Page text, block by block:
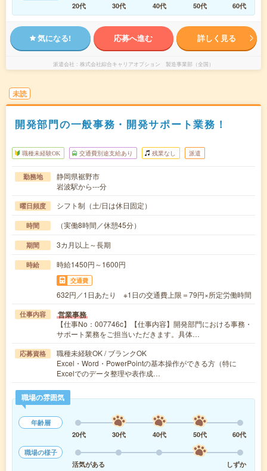
20代
30代 40代 50代 60代
気になる! 応募へ進む 詳しく見る
派遣会社 株式会社綜合キャリアオプション 製造事業部（全国）
未読
開発部門の一般事務・開発サポート業務！
職種未経験OK 交通費別途支給あり 残業なし 派遣
勤務地
静岡県裾野市
岩波駅から---分
曜日頻度 シフト制（土/日は休日固定）
時間 （実働8時間／休憩45分）
期間 3カ月以上～長期
時給 時給1450円～1600円
交通費
632円／1日あたり ※1日の交通費上限＝79円×所定労働時間
仕事内容 営業事務
【仕事No：007746c】【仕事内容】開発部門における事務・
サポート業務をご担当いただきます。具体…
応募資格
職種未経験OK / ブランクOK
Excel・Word・PowerPointの基本操作ができる方（特に
Excelでのデータ整理や表作成…
職場の雰囲気
年齢層
20代
30代 40代 50代
60代
職場の様子
活気がある
しずか